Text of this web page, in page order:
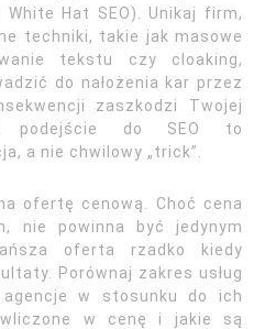
Hat SEO). Unikaj firm,
techniki, takie jak masowe
tekstu czy cloaking,
do nałożenia kar przez
zaszkodzi Twojej
podejście do SEO to
a nie chwilowy „trick”.
ofertę cenową. Choć cena
nie powinna być jedynym
oferta rzadko kiedy
Porównaj zakres usług
w stosunku do ich
w cenę i jakie są